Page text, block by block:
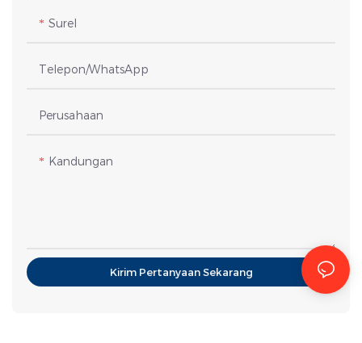
Surel
Telepon/WhatsApp
Perusahaan
Kandungan
Kirim Pertanyaan Sekarang